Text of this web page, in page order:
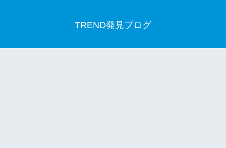
TREND発見ブログ